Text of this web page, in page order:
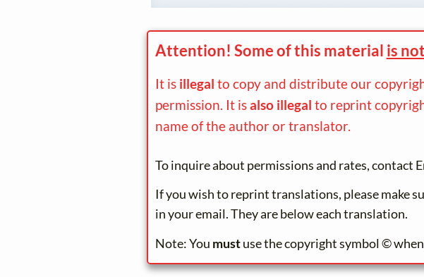
Attention! Some of this material is not
It is illegal to copy and distribute our
permission. It isalso illegal to reprint
name of the author or translator.
To inquire about permissions and rates, contact
If you wish to reprint translations, please make
in your email. They are below each translation.
Note: You mustuse the copyright symbol ©